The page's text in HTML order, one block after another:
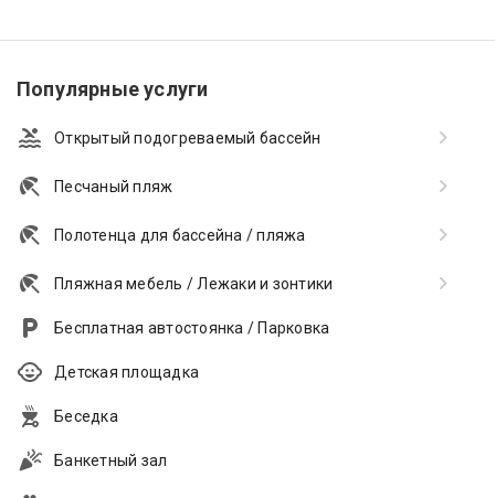
Популярные услуги
Открытый подогреваемый бассейн
Песчаный пляж
Полотенца для бассейна / пляжа
Пляжная мебель / Лежаки и зонтики
Бесплатная автостоянка / Парковка
Детская площадка
Беседка
Банкетный зал